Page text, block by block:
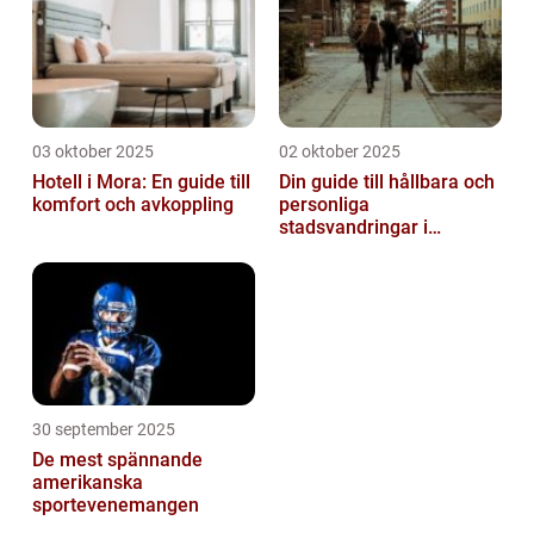
03 oktober 2025
Hotell i Mora: En guide till
komfort och avkoppling
02 oktober 2025
Din guide till hållbara och
personliga
stadsvandringar i
30 september 2025
De mest spännande
amerikanska
sportevenemangen